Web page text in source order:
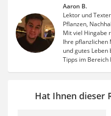
Aaron B.
Lektor und
Pflanzen,
Mit viel Hingabe
Ihre pflanzlichen
und gutes
Tipps im Bereich
Hat Ihnen dieser